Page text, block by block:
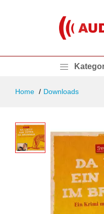
Home Downloads